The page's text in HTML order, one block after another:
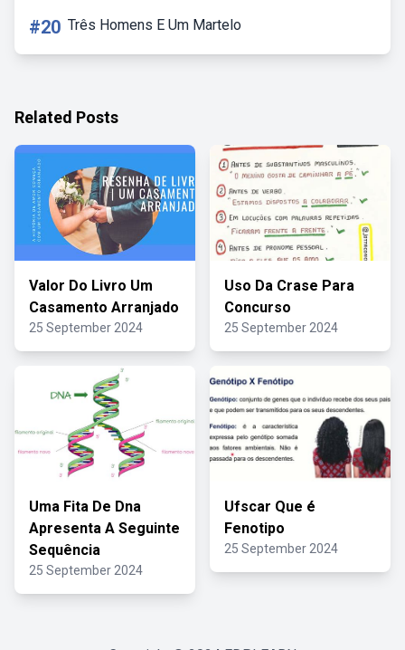
#20 Três Homens E Um Martelo
Related Posts
Valor Do Livro Um
Casamento Arranjado
25 September 2024
Uso Da Crase Para
Concurso
25 September 2024
Uma Fita De Dna
Apresenta A Seguinte
Sequência
25 September 2024
Ufscar Que é
Fenotipo
25 September 2024